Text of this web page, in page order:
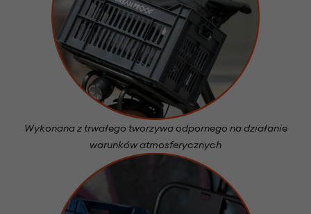
Wykonana z trwałego tworzywa odpornego na działanie
warunków atmosferycznych